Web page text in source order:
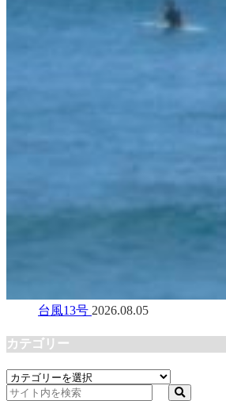
台風13号 2026.08.05
カテゴリー
カ
テ